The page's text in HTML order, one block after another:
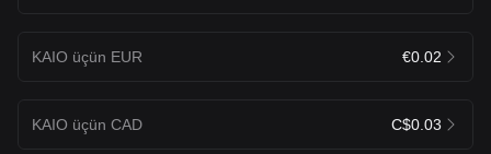
KAIO üçün EUR €0.02
KAIO üçün CAD C$0.03